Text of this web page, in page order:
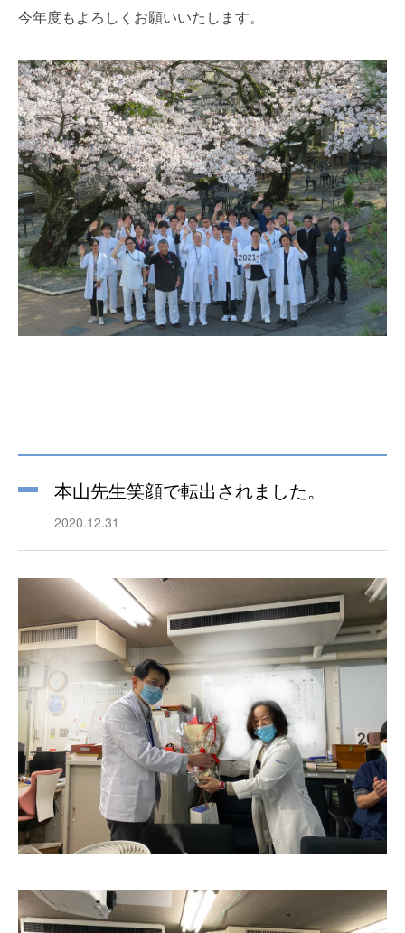
今年度もよろしくお願いいたします。
本山先生笑顔で転出されました。
2020.12.31